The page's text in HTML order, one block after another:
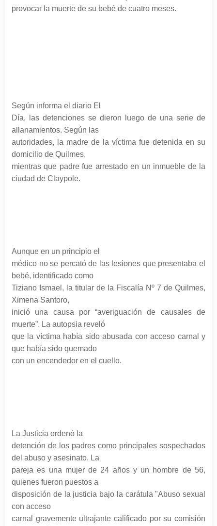
provocar la muerte de su bebé de cuatro meses.
Según informa el diario El
Día, las detenciones se dieron luego de una serie de
allanamientos. Según las
autoridades, la madre de la víctima fue detenida en su
domicilio de Quilmes,
mientras que padre fue arrestado en un inmueble de la
ciudad de Claypole.
Aunque en un principio el
médico no se percató de las lesiones que presentaba el
bebé, identificado como
Tiziano Ismael, la titular de la Fiscalía Nº 7 de Quilmes,
Ximena Santoro,
inició una causa por “averiguación de causales de
muerte”. La autopsia reveló
que la víctima había sido abusada con acceso carnal y
que había sido quemado
con un encendedor en el cuello.
La Justicia ordenó la
detención de los padres como principales sospechados
del abuso y asesinato. La
pareja es una mujer de 24 años y un hombre de 56,
quienes fueron puestos a
disposición de la justicia bajo la carátula "Abuso sexual
con acceso
carnal gravemente ultrajante calificado por su comisión